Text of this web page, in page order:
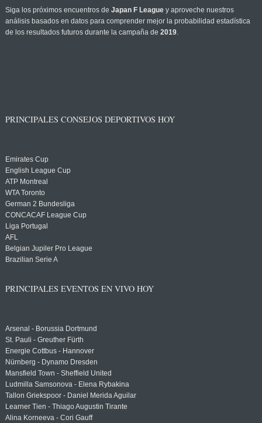
Siga los próximos encuentros de Japan F Leaguey aproveche nuestros
análisis basados en datos para comprender mejor la probabilidad estadística
de los resultados futuros durante la campaña de 2019.
PRINCIPALES CONSEJOS DEPORTIVOS HOY
Emirates Cup
English League Cup
ATP Montreal
WTA Toronto
German 2 Bundesliga
CONCACAF League Cup
Liga Portugal
AFL
Belgian Jupiler Pro League
Brazilian Serie A
PRINCIPALES EVENTOS EN VIVO HOY
Arsenal - Borussia Dortmund
St. Pauli - Greuther Fürth
Energie Cottbus - Hannover
Nürnberg - Dynamo Dresden
Mansfield Town - Sheffield United
Ludmilla Samsonova - Elena Rybakina
Tallon Griekspoor - Daniel Merida Aguilar
Learner Tien - Thiago Augustin Tirante
Alina Korneeva - Cori Gauff